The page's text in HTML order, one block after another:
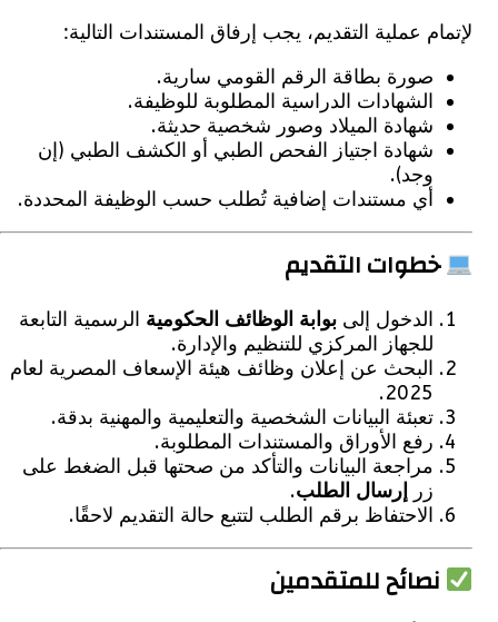
عملية التقديم، يجب إرفاق المستندات التالية:
صورة بطاقة الرقم القومي سارية.
الشهادات الدراسية المطلوبة للوظيفة.
شهادة الميلاد وصور شخصية حديثة.
شهادة اجتياز الفحص الطبي أو الكشف الطبي (إن
أي مستندات إضافية تُطلب حسب الوظيفة المحددة.
التقديم
الدخول إلىبوابة الوظائف الحكوميةالرسمية التابعة
للجهاز المركزي للتنظيم والإدارة.
البحث عن إعلان وظائف هيئة الإسعاف المصرية لعام
تعبئة البيانات الشخصية والتعليمية والمهنية بدقة.
رفع الأوراق والمستندات المطلوبة.
مراجعة البيانات والتأكد من صحتها قبل الضغط على
إرسال الطلب
الاحتفاظ برقم الطلب لتتبع حالة التقديم لاحقًا.
للمتقدمين